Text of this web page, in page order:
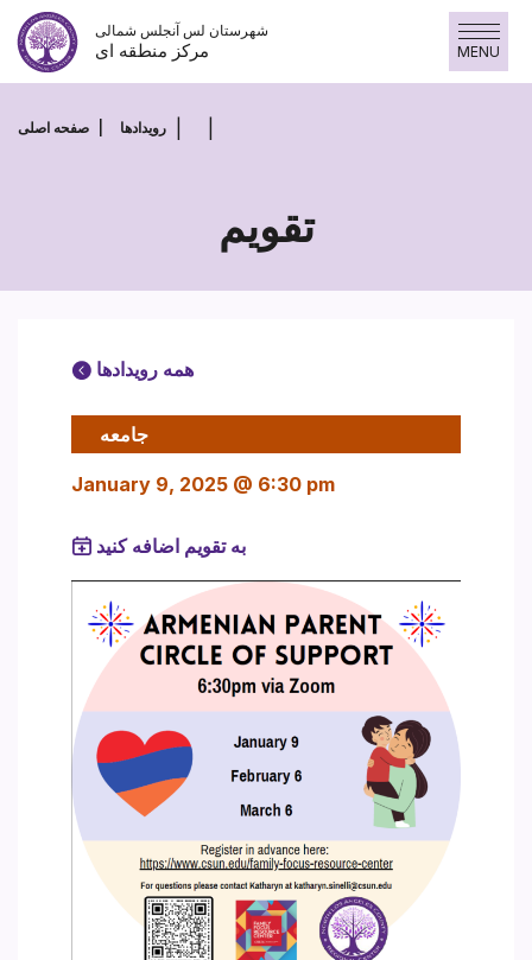
Skip
to
content
شهرستان لس آنجلس شمالی
مرکز منطقه ای MENU
صفحه اصلی رویدادها
تقویم
همه رویدادها
جامعه
January 9, 2025 @ 6:30 pm
به تقویم اضافه کنید